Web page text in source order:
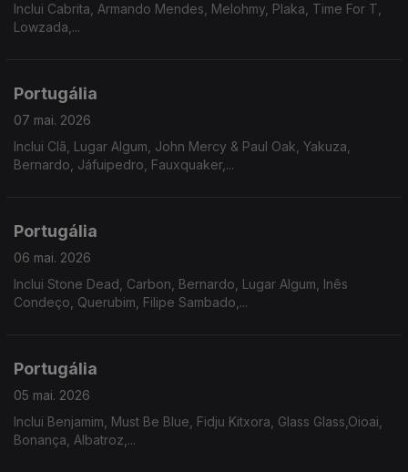
Inclui Cabrita, Armando Mendes, Melohmy, Plaka, Time For T,
Lowzada,...
Portugália
07 mai. 2026
Inclui Clã, Lugar Algum, John Mercy & Paul Oak, Yakuza,
Bernardo, Jáfuipedro, Fauxquaker,...
Portugália
06 mai. 2026
Inclui Stone Dead, Carbon, Bernardo, Lugar Algum, Inês
Condeço, Querubim, Filipe Sambado,...
Portugália
05 mai. 2026
Inclui Benjamim, Must Be Blue, Fidju Kitxora, Glass Glass,Oioai,
Bonança, Albatroz,...